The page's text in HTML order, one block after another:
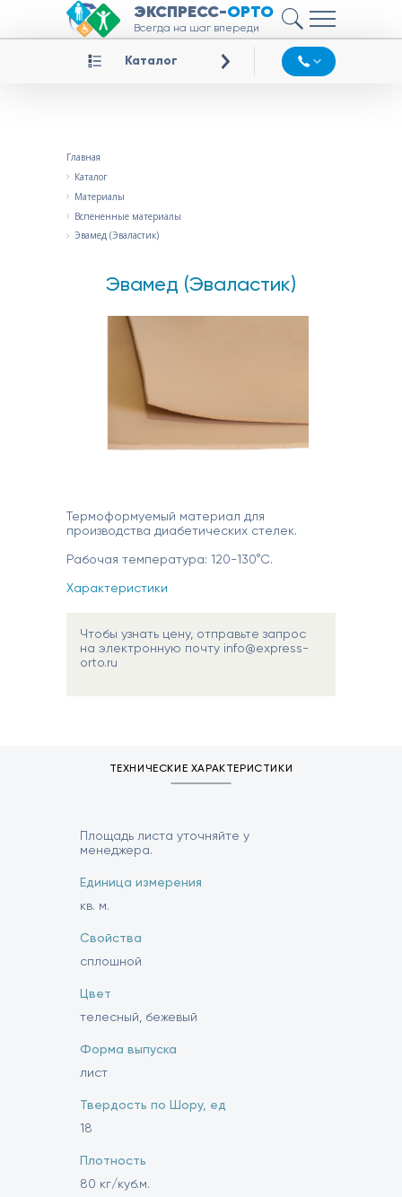
ЭКСПРЕСС-ОРТО
Всегда на шаг впереди
Каталог
Главная
Каталог
Материалы
Вспененные материалы
Эвамед (Эваластик)
Эвамед (Эваластик)
Термоформуемый материал для
производства диабетических стелек.
Рабочая температура: 120-130°С.
Характеристики
Чтобы узнать цену, отправьте запрос
на электронную почту info@express-
orto.ru
ТЕХНИЧЕСКИЕ ХАРАКТЕРИСТИКИ
Площадь листа уточняйте у
менеджера.
Единица измерения
кв. м.
Свойства
сплошной
Цвет
телесный, бежевый
Форма выпуска
лист
Твердость по Шору, ед
18
Плотность
80 кг/куб.м.